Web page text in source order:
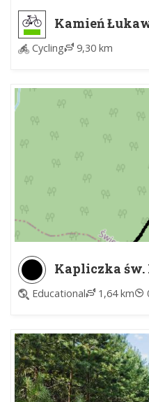
Kamień
Cycling 9,30 km
Kapliczka św.
Educational 1,64 km